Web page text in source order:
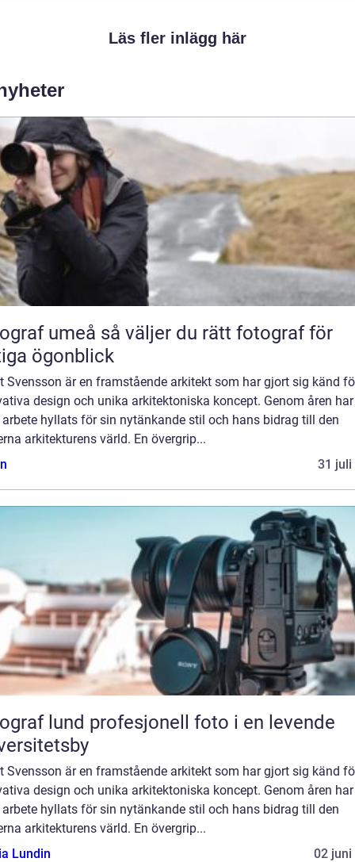
Läs fler inlägg här
så väljer du rätt fotograf för
ögonblick
Svensson är en framstående arkitekt som har gjort sig känd
design och unika arkitektoniska koncept. Genom åren har
hyllats för sin nytänkande stil och hans bidrag till den
arkitekturens värld. En övergrip...
31 juli
profesjonell foto i en levende
Svensson är en framstående arkitekt som har gjort sig känd
design och unika arkitektoniska koncept. Genom åren har
hyllats för sin nytänkande stil och hans bidrag till den
arkitekturens värld. En övergrip...
Lundin
02 juni